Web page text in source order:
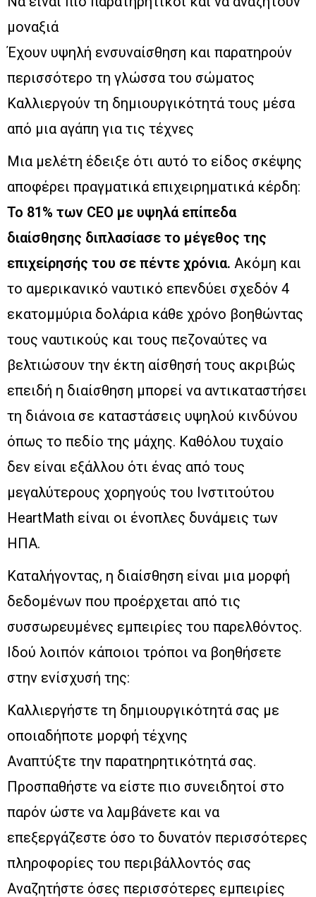
μοναξιά
Έχουν υψηλή ενσυναίσθηση και παρατηρούν
περισσότερο τη γλώσσα του σώματος
Καλλιεργούν τη δημιουργικότητά τους μέσα
από μια αγάπη για τις τέχνες
Μια μελέτη έδειξε ότι αυτό το είδος σκέψης
αποφέρει πραγματικά επιχειρηματικά κέρδη:
Το 81% των CEO με υψηλά επίπεδα
διαίσθησης διπλασίασε το μέγεθος της
επιχείρησής του σε πέντε χρόνια. Ακόμη και
το αμερικανικό ναυτικό επενδύει σχεδόν 4
εκατομμύρια δολάρια κάθε χρόνο βοηθώντας
τους ναυτικούς και τους πεζοναύτες να
βελτιώσουν την έκτη αίσθησή τους ακριβώς
επειδή η διαίσθηση μπορεί να αντικαταστήσει
τη διάνοια σε καταστάσεις υψηλού κινδύνου
όπως το πεδίο της μάχης. Καθόλου τυχαίο
δεν είναι εξάλλου ότι ένας από τους
μεγαλύτερους χορηγούς του Ινστιτούτου
HeartMath είναι οι ένοπλες δυνάμεις των
ΗΠΑ.
Καταλήγοντας, η διαίσθηση είναι μια μορφή
δεδομένων που προέρχεται από τις
συσσωρευμένες εμπειρίες του παρελθόντος.
Ιδού λοιπόν κάποιοι τρόποι να βοηθήσετε
στην ενίσχυσή της:
Καλλιεργήστε τη δημιουργικότητά σας με
οποιαδήποτε μορφή τέχνης
Αναπτύξτε την παρατηρητικότητά σας.
Προσπαθήστε να είστε πιο συνειδητοί στο
παρόν ώστε να λαμβάνετε και να
επεξεργάζεστε όσο το δυνατόν περισσότερες
πληροφορίες του περιβάλλοντός σας
Αναζητήστε όσες περισσότερες εμπειρίες